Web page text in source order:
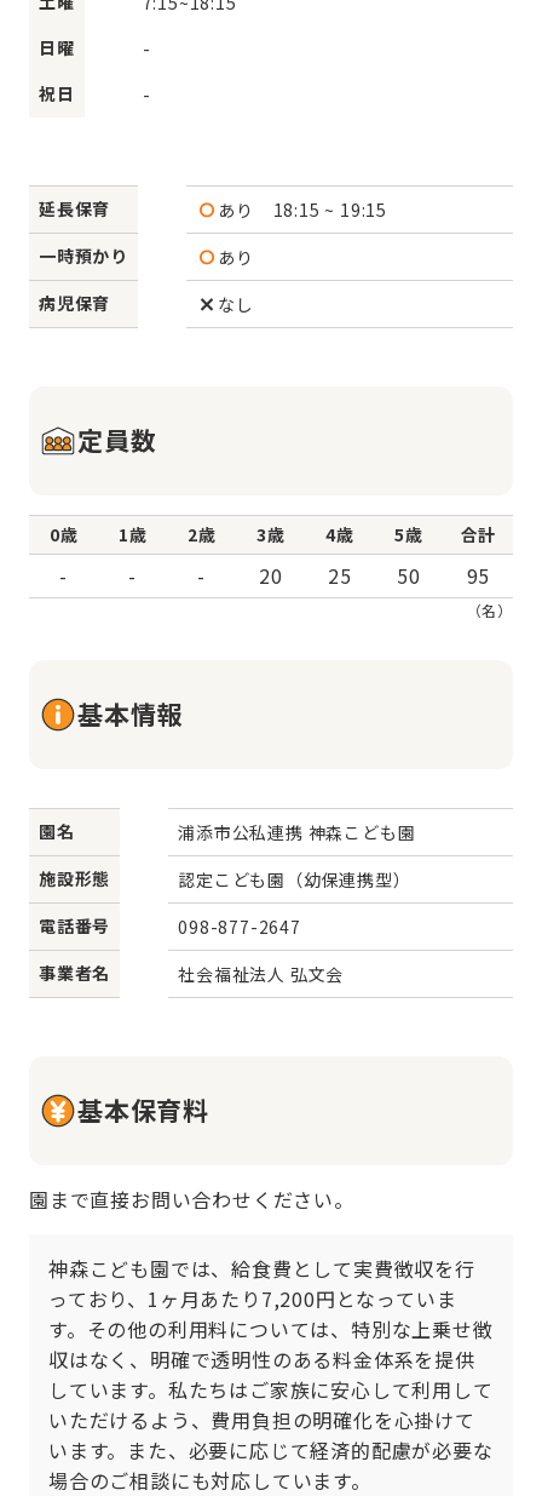
日曜
-
祝日
-
延長保育 あり
18:15 ~ 19:15
一時預かり
あり
病児保育
なし
定員数
0歳 1歳 2歳 3歳 4歳 5歳 合計
- - - 20 25 50 95
（名）
基本情報
園名
浦添市公私連携 神森こども園
施設形態
認定こども園（幼保連携型）
電話番号
098-877-2647
事業者名
社会福祉法人 弘文会
基本保育料
園まで直接お問い合わせください。
神森こども園では、給食費として実費徴収を行
っており、1ヶ月あたり7,200円となっていま
す。その他の利用料については、特別な上乗せ徴
収はなく、明確で透明性のある料金体系を提供
しています。私たちはご家族に安心して利用して
いただけるよう、費用負担の明確化を心掛けて
います。また、必要に応じて経済的配慮が必要な
場合のご相談にも対応しています。